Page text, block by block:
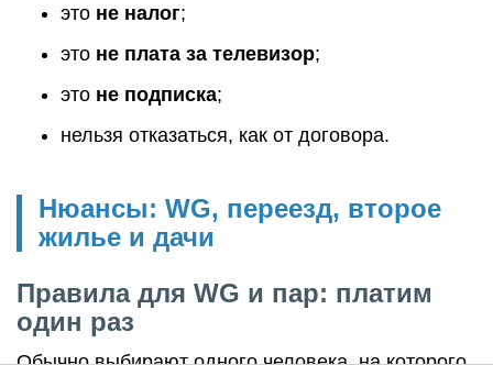
это не налог;
это не плата за телевизор;
это не подписка;
нельзя отказаться, как от договора.
Нюансы: WG, переезд, второе
жилье и дачи
Правила для WG и пар: платим
один раз